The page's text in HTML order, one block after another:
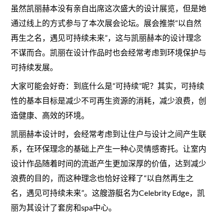
虽然凯丽赫本没有亲自出席这次盛大的设计展览，但是她
通过线上的方式参与了本次展会论坛。展会推崇“以自然
再生之名，遇见可持续未来”，这与凯丽赫本的设计理念
不谋而合。凯丽在设计作品时也会经常考虑到环境保护与
可持续发展。
大家可能会好奇：到底什么是“可持续”呢？其实，可持续
性的基本目标是减少不可再生资源的消耗，减少浪费，创
造健康、高效的环境。
凯丽赫本设计时，会经常考虑到让住户与设计之间产生联
系，在环保理念的基础上产生一种心灵情感寄托。让室内
设计作品随着时间的流逝产生更加深厚的价值，达到减少
浪费的目的，而这种理念也恰好诠释了“以自然再生之
名，遇见可持续未来”。这艘游艇名为Celebrity Edge，凯
丽为其设计了套房和spa中心。